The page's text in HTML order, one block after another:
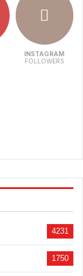
INSTAGRAM
FOLLOWERS
4231
1750